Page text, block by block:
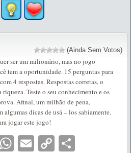
(Ainda Sem Votos)
ser um milionário, mas no jogo
tem a oportunidade. 15 perguntas para
4 respostas. Respostas corretas, o
riqueza. Teste o seu conhecimento e os
Afinal, um milhão de pena,
algumas dicas de usá – los sabiamente.
jogar este jogo!
Messenger
WhatsApp
EmailCopy